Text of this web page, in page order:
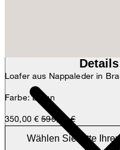
Loafer aus Nappaleder in
Farbe: braun
350,00 € 595,00 €
Details